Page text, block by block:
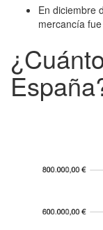
En diciembre
mercancía